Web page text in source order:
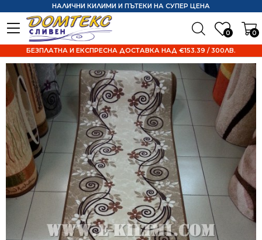
0 0
НАЛИЧНИ КИЛИМИ И ПЪТЕКИ НА СУПЕР ЦЕНА
БЕЗПЛАТНА И ЕКСПРЕСНА ДОСТАВКА НАД €153.39 / 300ЛВ.